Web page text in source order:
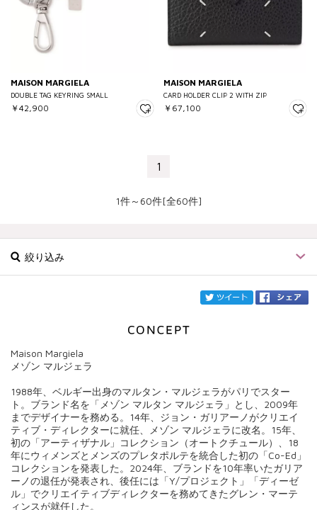
MAISON MARGIELA
DOUBLE TAG KEYRING SMALL
￥42,900
MAISON MARGIELA
CARD HOLDER CLIP 2 WITH ZIP
￥67,100
1
1件～60件[全60件]
絞り込み
ブランド MAISON MARGIELA
カテゴリ
サイズ
価格
円～ 円
Maison Margiela
メゾン マルジェラ
1988年、ベルギー出身のマルタン・マルジェラがパリでスター
ト。ブランド名を「メゾン マルタン マルジェラ」とし、2009年
までデザイナーを務める。14年、ジョン・ガリアーノがクリエイ
ティブ・ディレクターに就任、メゾン マルジェラに改名。15年、
初の「アーティザナル」コレクション（オートクチュール）、18
年にウィメンズとメンズのプレタポルテを統合した初の「Co-Ed」
コレクションを発表した。2024年、ブランドを10年率いたガリア
ーノの退任が発表され、後任には「Y/プロジェクト」「ディーゼ
ル」でクリエイティブディレクターを務めてきたグレン・マーテ
ィンスが就任した。